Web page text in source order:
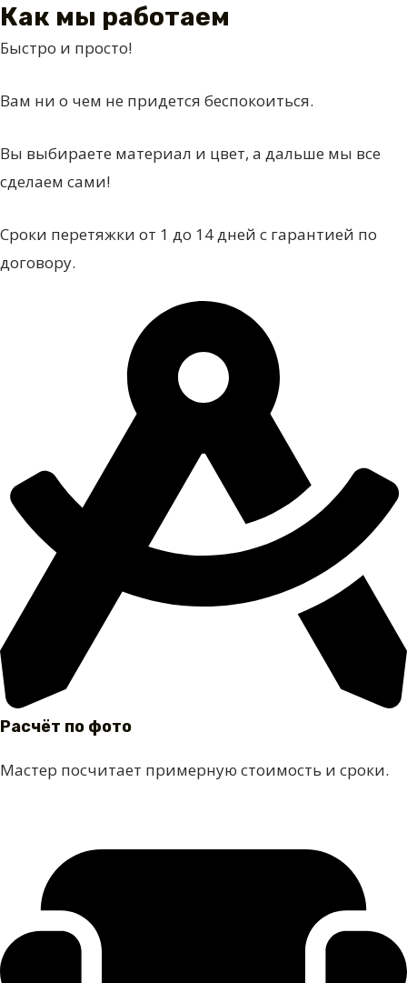
Как мы работаем
Быстро и просто!
Вам ни о чем не придется беспокоиться.
Вы выбираете материал и цвет, а дальше мы все
сделаем сами!
Сроки перетяжки от 1 до 14 дней с гарантией по
договору.
Расчёт по фото
Мастер посчитает примерную стоимость и сроки.